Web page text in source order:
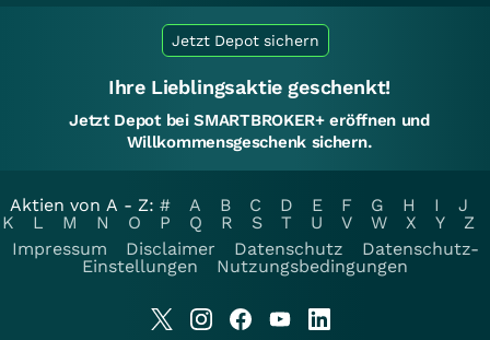
Jetzt Depot sichern
Ihre Lieblingsaktie geschenkt!
Jetzt Depot bei SMARTBROKER+ eröffnen und
Willkommensgeschenk sichern.
Aktien von A - Z: # A B C D E F G H I
J
K
L M N O P Q R S T U V W X Y
Z
Impressum
Disclaimer Datenschutz
Datenschutz-
Einstellungen
Nutzungsbedingungen